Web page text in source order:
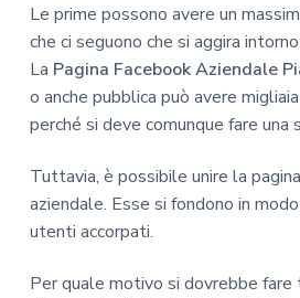
Le prime possono avere un
che ci seguono che si aggira
La Pagina Facebook Aziendale
o anche pubblica può avere
perché si deve comunque fare una
Tuttavia, è possibile unire la
aziendale. Esse si fondono in
utenti accorpati.
Per quale motivo si dovrebbe